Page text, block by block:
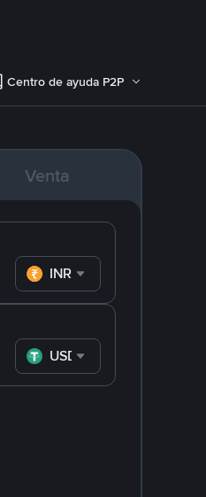
Centro de ayuda P2P
Venta
INR
USDT